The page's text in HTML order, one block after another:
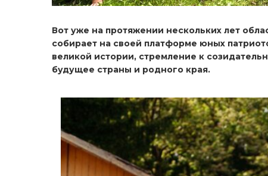
Вот уже на протяжении нескольких лет
собирает на своей платформе юных
великой истории, стремление к
будущее страны и родного края.